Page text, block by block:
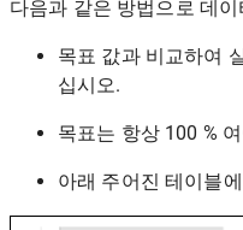
다음과 같은 방법으로 데
목표 값과 비교하여
십시오.
목표는 항상 100 %
아래 주어진 테이블